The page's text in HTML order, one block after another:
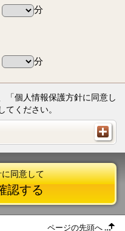
分
分
「個人情報保護方針に同意し
てください。
同意して
認する
ページの先頭へ